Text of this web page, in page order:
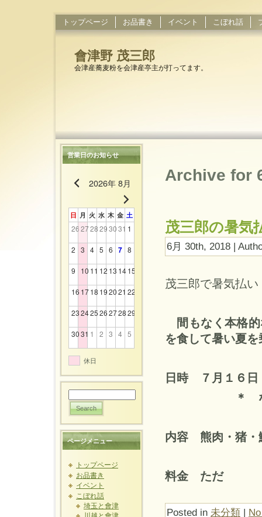
トップページ お品書き イベント こぼれ話
會津野 茂三郎
会津産蕎麦粉を会津産亭主が打ってます。
営業日のお知らせ
2026年 8月
日 月 火 水 木 金 土
262728293031 1
2 3 4 5 6 7 8
9 10 11 12 13 1415
16 1718 192021 22
23242526272829
3031 1 2 3 4 5
休日
ページメニュー
トップページ
お品書き
イベント
こぼれ話
埼玉と會津
Archive for
茂三郎の暑気
6月 30th, 2018 |
茂三郎で暑気払い
間もなく本格的
を食して暑い夏
日時 ７月１６
＊ なくな
内容 熊肉・猪
料金 ただ
Posted in 未分類 |